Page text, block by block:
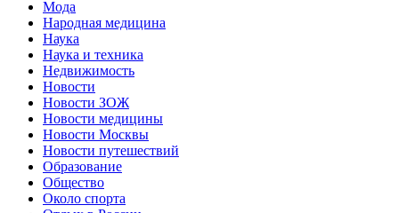
Мода
Народная медицина
Наука
Наука и техника
Недвижимость
Новости
Новости ЗОЖ
Новости медицины
Новости Москвы
Новости путешествий
Образование
Общество
Около спорта